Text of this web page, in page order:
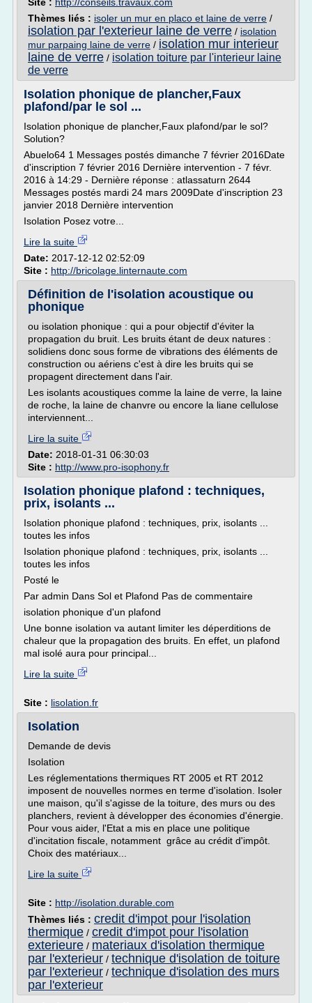
Thèmes liés : isoler un mur en placo et laine de verre /
isolation par l'exterieur laine de verre / isolation
mur parpaing laine de verre / isolation mur interieur
laine de verre / isolation toiture par l'interieur laine
de verre
Isolation phonique de plancher,Faux
plafond/par le sol ...
Isolation phonique de plancher,Faux plafond/par le sol?
Solution?
Abuelo64 1 Messages postés dimanche 7 février 2016Date
d'inscription 7 février 2016 Dernière intervention - 7 févr.
2016 à 14:29 - Dernière réponse : atlassaturn 2644
Messages postés mardi 24 mars 2009Date d'inscription 23
janvier 2018 Dernière intervention
Isolation Posez votre...
Lire la suite
Date: 2017-12-12 02:52:09
Site : http://bricolage.linternaute.com
Définition de l'isolation acoustique ou
phonique
ou isolation phonique : qui a pour objectif d'éviter la
propagation du bruit. Les bruits étant de deux natures :
solidiens donc sous forme de vibrations des éléments de
construction ou aériens c'est à dire les bruits qui se
propagent directement dans l'air.
Les isolants acoustiques comme la laine de verre, la laine
de roche, la laine de chanvre ou encore la liane cellulose
interviennent...
Lire la suite
Date: 2018-01-31 06:30:03
Site : http://www.pro-isophony.fr
Isolation phonique plafond : techniques,
prix, isolants ...
Isolation phonique plafond : techniques, prix, isolants ...
toutes les infos
Isolation phonique plafond : techniques, prix, isolants ...
toutes les infos
Posté le
Par admin Dans Sol et Plafond Pas de commentaire
isolation phonique d'un plafond
Une bonne isolation va autant limiter les déperditions de
chaleur que la propagation des bruits. En effet, un plafond
mal isolé aura pour principal...
Lire la suite
Site : lisolation.fr
Isolation
Demande de devis
Isolation
Les réglementations thermiques RT 2005 et RT 2012
imposent de nouvelles normes en terme d'isolation. Isoler
une maison, qu'il s'agisse de la toiture, des murs ou des
planchers, revient à développer des économies d'énergie.
Pour vous aider, l'Etat a mis en place une politique
d'incitation fiscale, notamment grâce au crédit d'impôt.
Choix des matériaux...
Lire la suite
Site : http://isolation.durable.com
Thèmes liés : credit d'impot pour l'isolation
thermique / credit d'impot pour l'isolation
exterieure / materiaux d'isolation thermique
par l'exterieur / technique d'isolation de toiture
par l'exterieur / technique d'isolation des murs
par l'exterieur